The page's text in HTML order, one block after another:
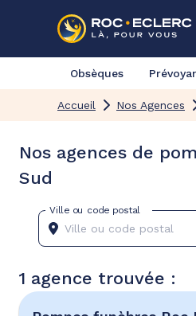
Obsèques
Accueil Nos Agences
Nos agences de
Sud
Ville ou code postal
1 agence trouvée :